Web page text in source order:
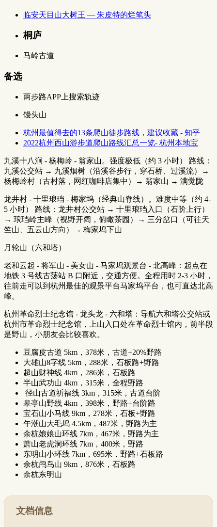
临安天目山大树王 — 朱皮特的烂笔头
桐庐
马岭古道
备选
两步路APP上搜索轨迹
馒头山
杭州最值得去的13条爬山徒步路线，建议收藏 - 知乎
2022杭州西山游步道爬山路线汇总一览- 杭州本地宝
九溪十八涧 - 杨梅岭 - 翁家山。强度极低（约 3 小时） 路线：
九溪公交站 → 九溪烟树（沿溪谷步行，穿石桥、过溪流）→
杨梅岭村（古村落，网红咖啡店集中）→ 翁家山 → 满觉陇
龙井村 - 十里琅珰 - 梅家坞（经典山脊线）。难度中等（约 4-
5 小时） 路线：龙井村公交站 → 十里琅珰入口（石阶上行）
→ 琅珰岭主峰（视野开阔，俯瞰茶园）→ 三分岔口（可往天
竺山、五云山方向）→ 梅家坞下山
月轮山（六和塔）
老和云起 - 将军山 - 美女山 - 马家坞观景台 - 北高峰：起点在
地铁 3 号线古荡站 B 口附近，交通方便。全程用时 2-3 小时，
往前走可以到杭州最佳的观景平台马家坞平台，也可直达北高
峰。
杭州革命烈士纪念馆 - 龙头龙 - 六和塔：导航六和塔公交站或
杭州市革命烈士纪念馆，上山入口处在革命烈士馆内，前半段
是野山，小朋友会比较喜欢。
豆腐皮古道 5km，378米，古道+20%野路
大雄山8字线 5km，288米，石板路+野路
超山财神线 4km，286米，石板路
半山武功山 4km，315米，全程野路
径山古道祈福线 3km，315米，古道台阶
皋亭山野线 4km，398米，野路+台阶路
宝石山小马线 9km，278米，石板+野路
午潮山大毛坞 4.5km，487米，野路为主
余杭娘娘山环线 7km，467米，野路为主
萧山老虎洞环线 7km，400米，野路
东明山小环线 7km，695米，野路+石板路
余杭鸬鸟山 9km，876米，石板路
余杭东明山
文档信息